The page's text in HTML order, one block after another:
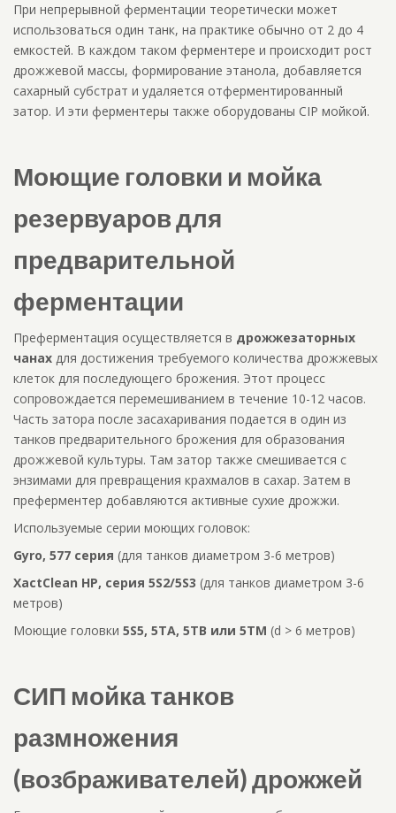
При непрерывной ферментации теоретически может
использоваться один танк, на практике обычно от 2 до 4
емкостей. В каждом таком ферментере и происходит рост
дрожжевой массы, формирование этанола, добавляется
сахарный субстрат и удаляется отферментированный
затор. И эти ферментеры также оборудованы CIP мойкой.
Моющие головки и мойка
резервуаров для
предварительной
ферментации
Преферментация осуществляется в дрожжезаторных
чанахдля достижения требуемого количества дрожжевых
клеток для последующего брожения. Этот процесс
сопровождается перемешиванием в течение 10-12 часов.
Часть затора после засахаривания подается в один из
танков предварительного брожения для образования
дрожжевой культуры. Там затор также смешивается с
энзимами для превращения крахмалов в сахар. Затем в
преферментер добавляются активные сухие дрожжи.
Используемые серии моющих головок:
Gyro, 577 серия (для танков диаметром 3-6 метров)
XactClean HP, серия 5S2/5S3 (для танков диаметром 3-6
метров)
Моющие головки 5S5, 5TA, 5TB или 5TM (d > 6 метров)
СИП мойка танков
размножения
(возбраживателей) дрожжей